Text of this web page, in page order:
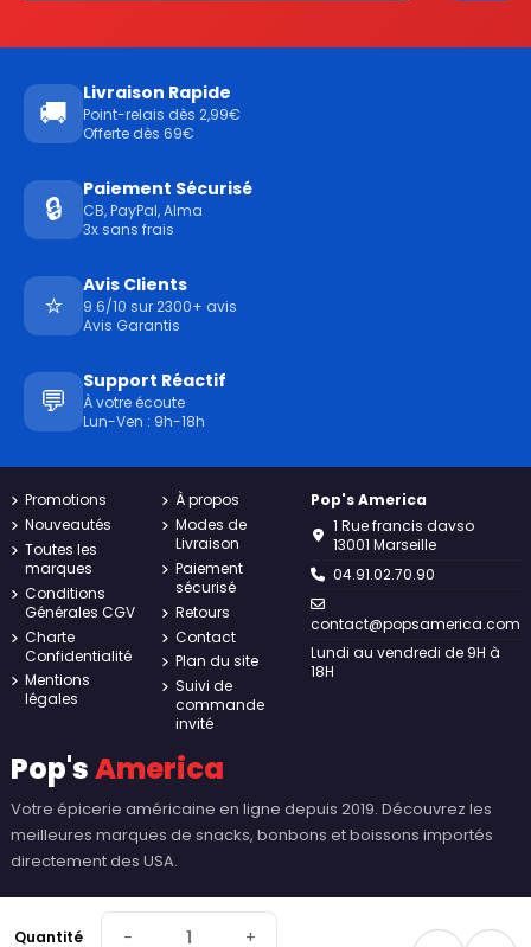
Quantité − +
🚚
Livraison Rapide
Point-relais dès 2,99€
Offerte dès 69€
🔒
Paiement Sécurisé
CB, PayPal, Alma
3x sans frais
⭐
Avis Clients
9.6/10 sur 2300+ avis
Avis Garantis
💬
Support Réactif
À votre écoute
Lun-Ven : 9h-18h
Promotions
Nouveautés
Toutes les
marques
Conditions
Générales CGV
Charte
Confidentialité
Mentions
légales
À propos
Modes de
Livraison
Paiement
sécurisé
Retours
Contact
Plan du site
Suivi de
commande
invité
Pop's America
1 Rue francis davso
13001 Marseille
04.91.02.70.90
contact@popsamerica.com
Lundi au vendredi de 9H à
18H
Pop'sAmerica
Votre épicerie américaine en ligne depuis 2019. Découvrez les
meilleures marques de snacks, bonbons et boissons importés
directement des USA.